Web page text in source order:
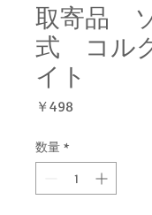
取寄品
式 コル
イト
￥498
数量 *